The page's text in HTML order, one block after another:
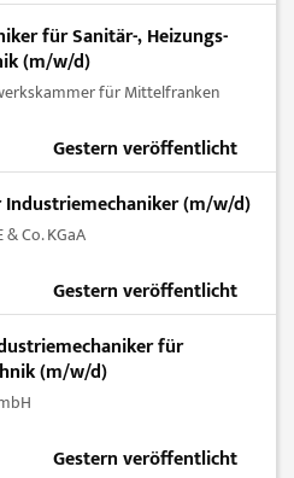
für Sanitär-, Heizungs-
(m/w/d)
für Mittelfranken
Gestern veröffentlicht
(m/w/d)
& Co. KGaA
Gestern veröffentlicht
für
(m/w/d)
Gestern veröffentlicht